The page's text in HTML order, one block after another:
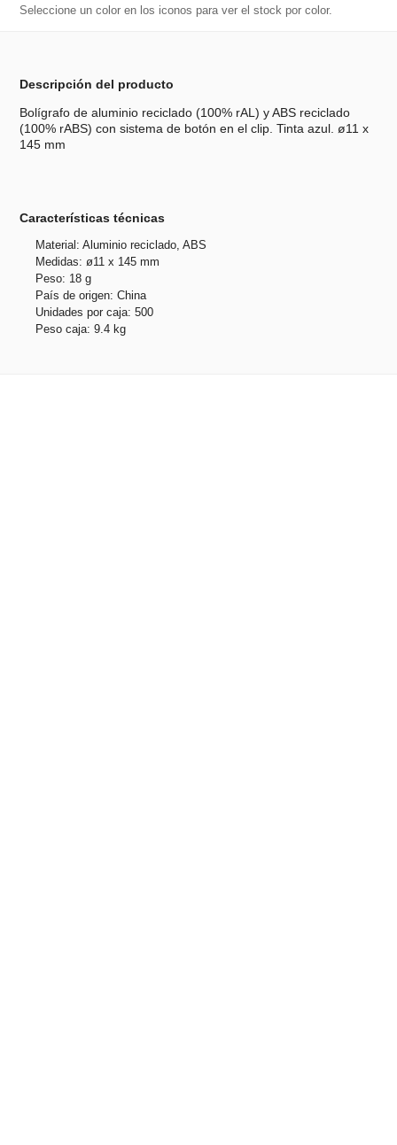
Seleccione un color en los iconos para ver el stock por color.
Descripción del producto
Bolígrafo de aluminio reciclado (100% rAL) y ABS reciclado
(100% rABS) con sistema de botón en el clip. Tinta azul. ø11 x
145 mm
Características técnicas
Material: Aluminio reciclado, ABS
Medidas: ø11 x 145 mm
Peso: 18 g
País de origen: China
Unidades por caja: 500
Peso caja: 9.4 kg